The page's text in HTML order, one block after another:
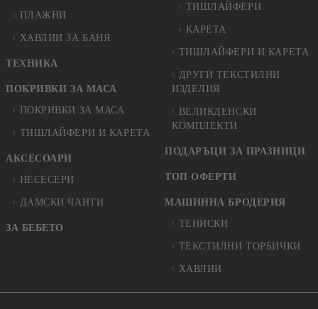
ПЛАЖНИ
ХАВЛИИ ЗА БАНЯ
ТЕХНИКА
ПОКРИВКИ ЗА МАСА
ПОКРИВКИ ЗА МАСА
ТИШЛАЙФЕРИ И КАРЕТА
АКСЕСОАРИ
НЕСЕСЕРИ
ДАМСКИ ЧАНТИ
ЗА БЕБЕТО
ТИШЛАЙФЕРИ
КАРЕТА
ТИШЛАЙФЕРИ И КАРЕТА
ДРУГИ ТЕКСТИЛНИ
ИЗДЕЛИЯ
ВЕЛИКДЕНСКИ
КОМПЛЕКТИ
ПОДАРЪЦИ ЗА ПРАЗНИЦИ
ТОП ОФЕРТИ
МАШИННА БРОДЕРИЯ
ТЕНИСКИ
ТЕКСТИЛНИ ТОРБИЧКИ
ХАВЛИИ